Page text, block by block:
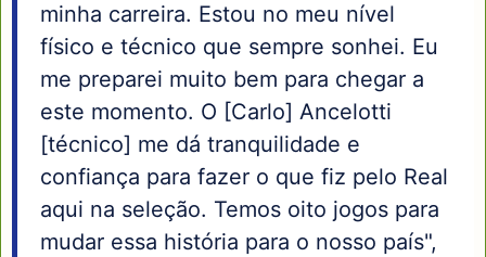
minha carreira. Estou no meu nível
físico e técnico que sempre sonhei. Eu
me preparei muito bem para chegar a
este momento. O [Carlo] Ancelotti
[técnico] me dá tranquilidade e
confiança para fazer o que fiz pelo Real
aqui na seleção. Temos oito jogos para
mudar essa história para o nosso país",